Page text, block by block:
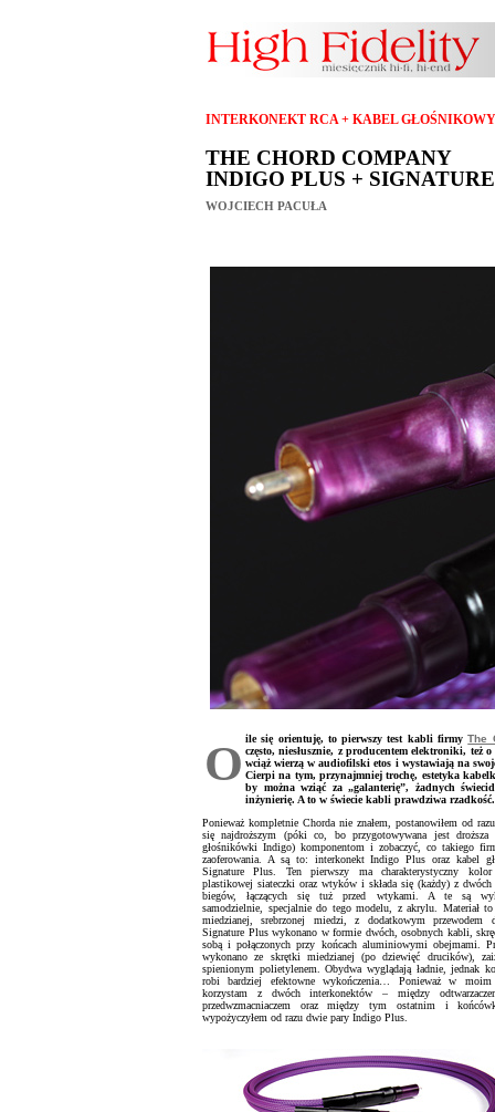
INTERKONEKT RCA + KABEL GŁOŚNIKOWY
THE CHORD COMPANY
INDIGO PLUS +
WOJCIECH PACUŁA
O ile się orientuję, to pierwszy test kabli firmyThe
często, niesłusznie, z producentem elektroniki, też
wciąż wierzą w audiofilski etos i wystawiają na
Cierpi na tym, przynajmniej trochę, estetyka
by można wziąć za „galanterię”, żadnych
inżynierię. A to w świecie kabli prawdziwa rzadkość.
Ponieważ kompletnie Chorda nie znałem, postanowiłem od
się najdroższym (póki co, bo przygotowywana jest droższa
głośnikówki Indigo) komponentom i zobaczyć, co takiego
zaoferowania. A są to: interkonekt Indigo Plus oraz kabel
Signature Plus. Ten pierwszy ma charakterystyczny
plastikowej siateczki oraz wtyków i składa się (każdy) z dwóch
biegów, łączących się tuż przed wtykami. A te są
samodzielnie, specjalnie do tego modelu, z akrylu. Materiał
miedzianej, srebrzonej miedzi, z dodatkowym przewodem
Signature Plus wykonano w formie dwóch, osobnych kabli,
sobą i połączonych przy końcach aluminiowymi obejmami.
wykonano ze skrętki miedzianej (po dziewięć drucików),
spienionym polietylenem. Obydwa wyglądają ładnie, jednak
robi bardziej efektowne wykończenia… Ponieważ w moim
korzystam z dwóch interkonektów – między
przedwzmacniaczem oraz między tym ostatnim i
wypożyczyłem od razu dwie pary Indigo Plus.